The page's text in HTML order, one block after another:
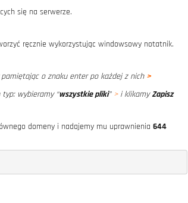
się na serwerze.
ręcznie wykorzystując windowsowy notatnik.
o znaku enter po każdej z nich >
wybieramy “wszystkie pliki” >i klikamyZapisz
domeny i nadajemy mu uprawnienia 644